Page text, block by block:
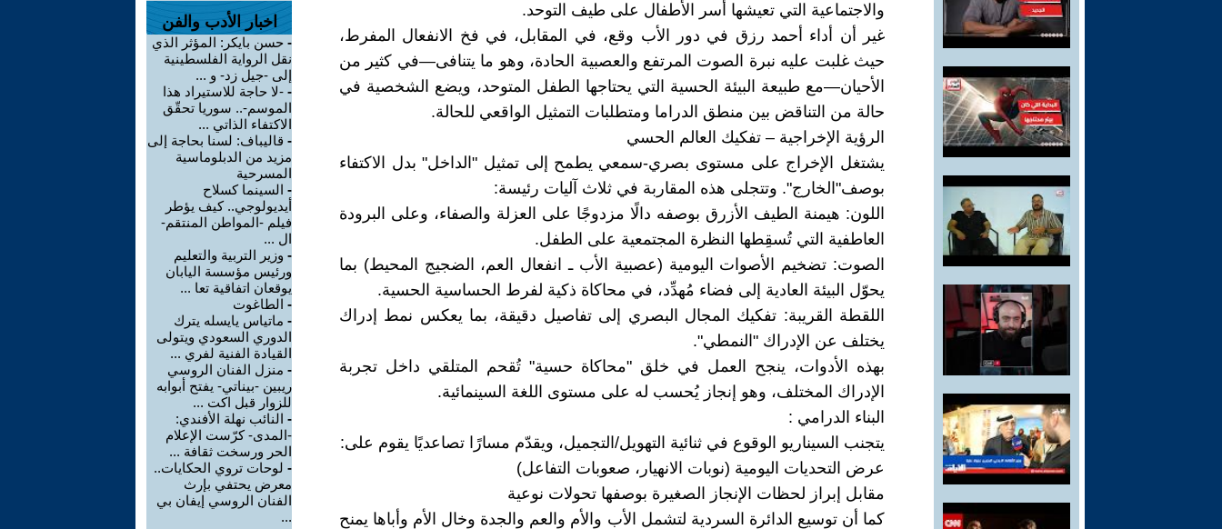
والاجتماعية التي تعيشها أسر الأطفال على طيف التوحد.
غير أن أداء أحمد رزق في دور الأب وقع، في المقابل، في فخ الانفعال المفرط،
حيث غلبت عليه نبرة الصوت المرتفع والعصبية الحادة، وهو ما يتنافى—في كثير من
الأحيان—مع طبيعة البيئة الحسية التي يحتاجها الطفل المتوحد، ويضع الشخصية في
حالة من التناقض بين منطق الدراما ومتطلبات التمثيل الواقعي للحالة.
الرؤية الإخراجية – تفكيك العالم الحسي
يشتغل الإخراج على مستوى بصري-سمعي يطمح إلى تمثيل "الداخل" بدل الاكتفاء
بوصف"الخارج". وتتجلى هذه المقاربة في ثلاث آليات رئيسة:
اللون: هيمنة الطيف الأزرق بوصفه دالًا مزدوجًا على العزلة والصفاء، وعلى البرودة
العاطفية التي تُسقِطها النظرة المجتمعية على الطفل.
الصوت: تضخيم الأصوات اليومية (عصبية الأب ـ انفعال العم، الضجيج المحيط) بما
يحوّل البيئة العادية إلى فضاء مُهدِّد، في محاكاة ذكية لفرط الحساسية الحسية.
اللقطة القريبة: تفكيك المجال البصري إلى تفاصيل دقيقة، بما يعكس نمط إدراك
يختلف عن الإدراك "النمطي".
بهذه الأدوات، ينجح العمل في خلق "محاكاة حسية" تُقحم المتلقي داخل تجربة
الإدراك المختلف، وهو إنجاز يُحسب له على مستوى اللغة السينمائية.
البناء الدرامي :
يتجنب السيناريو الوقوع في ثنائية التهويل/التجميل، ويقدّم مسارًا تصاعديًا يقوم على:
عرض التحديات اليومية (نوبات الانهيار، صعوبات التفاعل)
مقابل إبراز لحظات الإنجاز الصغيرة بوصفها تحولات نوعية
كما أن توسيع الدائرة السردية لتشمل الأب والأم والعم والجدة وخال الأم وأباها يمنح
اخبار الأدب والفن
- حسن بايكر: المؤثر الذي
نقل الرواية الفلسطينية
إلى -جيل زد- و ...
- -لا حاجة للاستيراد هذا
الموسم-.. سوريا تحقّق
الاكتفاء الذاتي ...
- قاليباف: لسنا بحاجة إلى
مزيد من الدبلوماسية
المسرحية
- السينما كسلاح
أيديولوجي.. كيف يؤطر
فيلم -المواطن المنتقم-
ال ...
- وزير التربية والتعليم
ورئيس مؤسسة اليابان
يوقعان اتفاقية تعا ...
- الطاغوت
- ماتياس يايسله يترك
الدوري السعودي ويتولى
القيادة الفنية لفري ...
- منزل الفنان الروسي
ريبين -بيناتي- يفتح أبوابه
للزوار قبل اكت ...
- النائب نهلة الأفندي:
-المدى- كرّست الإعلام
الحر ورسخت ثقافة ...
- لوحات تروي الحكايات..
معرض يحتفي بإرث
الفنان الروسي إيفان بي
...